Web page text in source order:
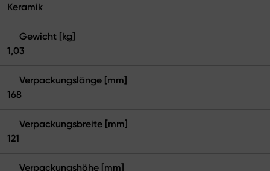
Keramik
Gewicht [kg]
1,03
Verpackungslänge [mm]
168
Verpackungsbreite [mm]
121
Verpackungshöhe [mm]